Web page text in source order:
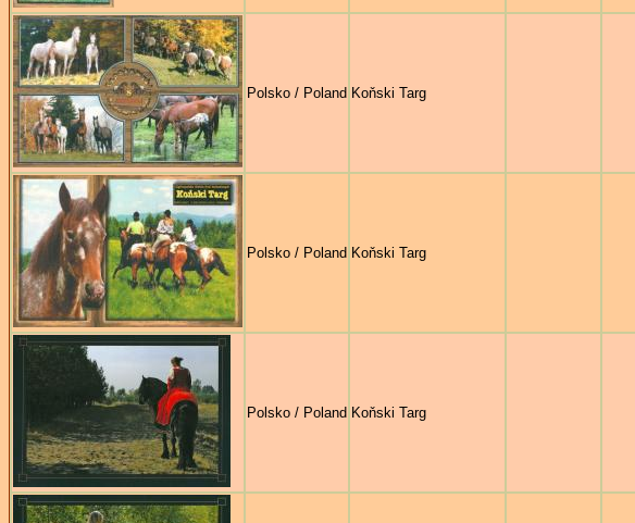
Polsko / Poland Koňski Targ
Polsko / Poland Koňski Targ
Polsko / Poland Koňski Targ